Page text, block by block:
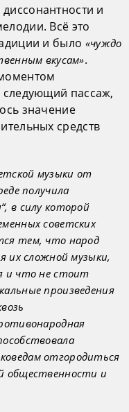
и
Всё это
и было «чуждо
вкусам».
следующий пассаж,
значение
средств
музыки от
получила
в силу которой
советских
тем, что народ
их сложной музыки,
и что не стоит
произведения
отгородиться
общественности и